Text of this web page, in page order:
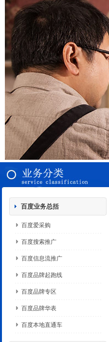
百度业务总括
百度爱采购
百度搜索推广
百度信息流推广
百度品牌起跑线
百度品牌专区
百度品牌华表
百度本地直通车